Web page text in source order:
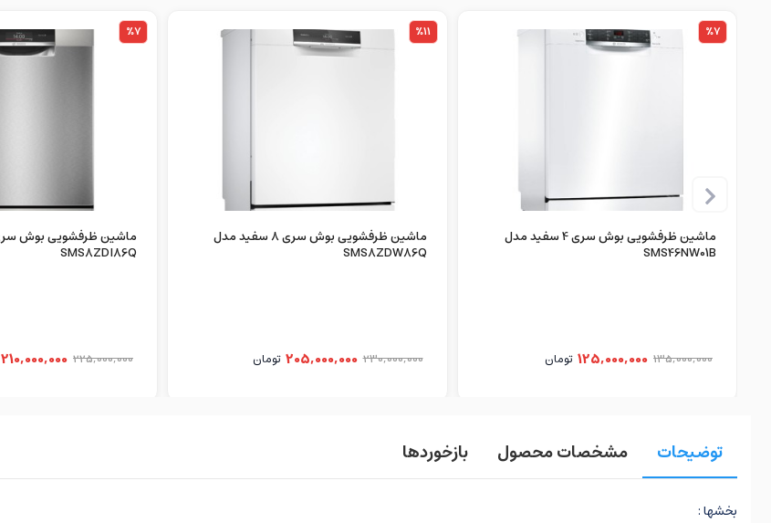
%7
ماشین ظرفشویی بوش سری 4 سفید مدل
SMS46NW01B
135,000,000
125,000,000 تومان
%11
ماشین ظرفشویی بوش سری 8 سفید مدل
SMS8ZDW86Q
230,000,000
205,000,000 تومان
%7
SMS8ZDI86Q
225,000,000
210,000,000
توضیحات مشخصات محصول بازخوردها
بخشها :